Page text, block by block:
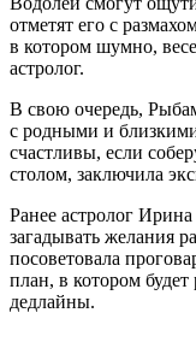
отметят его с
в котором шумно,
астролог.
В свою очередь,
с родными и
счастливы, если
столом, заключила
Ранее астролог
загадывать желания
посоветовала
план, в котором
дедлайны.